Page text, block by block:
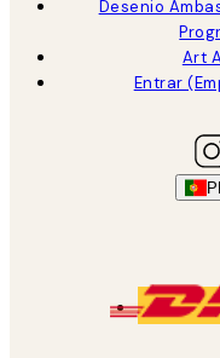
Desenio
Art
Entrar